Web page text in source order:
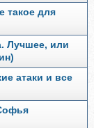
такое для
Лучшее, или
атаки и все